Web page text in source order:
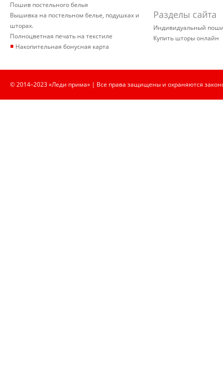
Пошив постельного белья
Вышивка на постельном белье, подушках и
шторах.
Полноцветная печать на текстиле
▪ Накопительная бонусная карта
Разделы сайта
Индивидуальный
Купить шторы онлайн
© 2014–2023 «Леди прима» | Все права защищены и охраняются